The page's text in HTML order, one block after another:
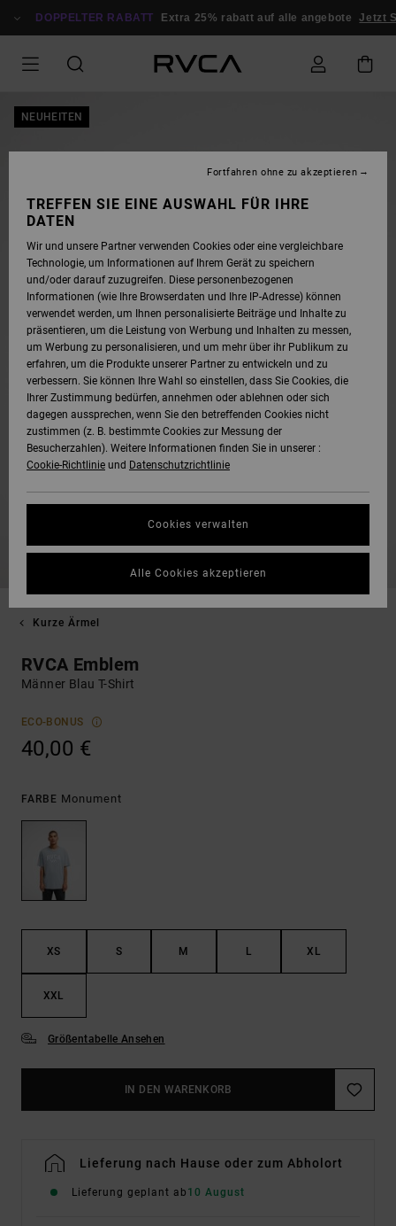
ZUR
DOPPELTER RABATT Extra 25% rabatt auf alle angebote Jetzt
NEUHEITEN
Kurze Ärmel
RVCA Emblem
Männer Blau T-Shirt
ECO-BONUS
40,00 €
FARBE Monument
XS S M L XL
XXL
Größentabelle Ansehen
IN DEN WARENKORB
Lieferung nach Hause oder zum Abholort
Lieferung geplant ab 10 August
TREFFEN SIE EINE AUSWAHL FÜR IHRE
DATEN
Wir und unsere Partner verwenden Cookies oder eine vergleichbare
Technologie, um Informationen auf Ihrem Gerät zu speichern
und/oder darauf zuzugreifen. Diese personenbezogenen
Informationen (wie Ihre Browserdaten und Ihre IP-Adresse) können
verwendet werden, um Ihnen personalisierte Beiträge und Inhalte zu
präsentieren, um die Leistung von Werbung und Inhalten zu messen,
um Werbung zu personalisieren, und um mehr über ihr Publikum zu
erfahren, um die Produkte unserer Partner zu entwickeln und zu
verbessern. Sie können Ihre Wahl so einstellen, dass Sie Cookies, die
Ihrer Zustimmung bedürfen, annehmen oder ablehnen oder sich
dagegen aussprechen, wenn Sie den betreffenden Cookies nicht
zustimmen (z. B. bestimmte Cookies zur Messung der
Besucherzahlen). Weitere Informationen finden Sie in unserer :
Cookie-Richtlinie und Datenschutzrichtlinie
Cookies verwalten
Fortfahren ohne zu akzeptieren
Alle Cookies akzeptieren